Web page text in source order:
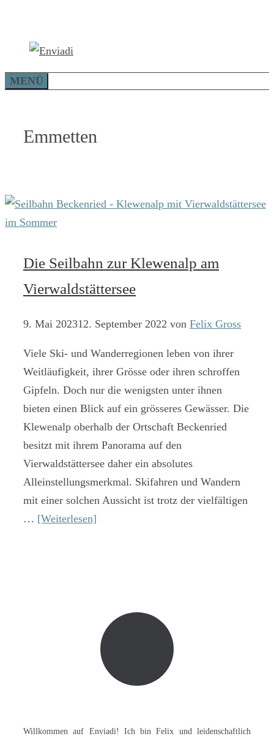
springen
MENÜ
Emmetten
Die Seilbahn zur Klewenalp am
Vierwaldstättersee
9. Mai 202312. September 2022 von Felix Gross
Viele Ski- und Wanderregionen leben von ihrer
Weitläufigkeit, ihrer Grösse oder ihren schroffen
Gipfeln. Doch nur die wenigsten unter ihnen
bieten einen Blick auf ein grösseres Gewässer. Die
Klewenalp oberhalb der Ortschaft Beckenried
besitzt mit ihrem Panorama auf den
Vierwaldstättersee daher ein absolutes
Alleinstellungsmerkmal. Skifahren und Wandern
mit einer solchen Aussicht ist trotz der vielfältigen
… [Weiterlesen]
Willkommen auf Enviadi! Ich bin Felix und leidenschaftlich